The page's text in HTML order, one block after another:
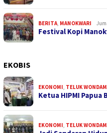
BERITA, MANOKWARI
Festival Kopi
EKOBIS
EKONOMI, TELUK
Ketua HIPMI
EKONOMI, TELUK